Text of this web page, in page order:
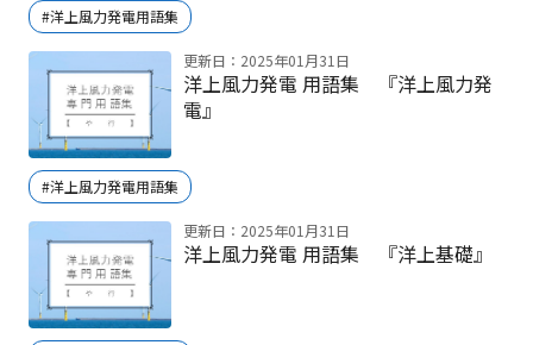
#洋上風力発電用語集
更新日：2025年01月31日
洋上風力発電 用語集 『洋上風力発
電』
#洋上風力発電用語集
更新日：2025年01月31日
洋上風力発電 用語集 『洋上基礎』